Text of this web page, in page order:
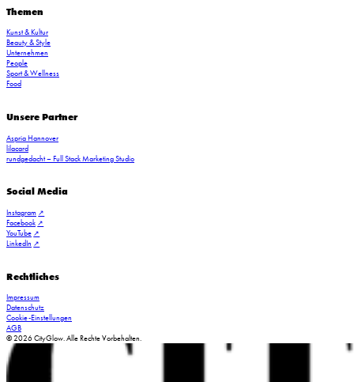
Vive le vin_Tchin Tchin in den Stadthöfen (C) Wallocha
Themen
Kunst & Kultur
Beauty & Style
Unternehmen
People
Sport & Wellness
Food
Unsere Partner
Aspria Hannover
lilacard
rundgedacht – Full Stack Marketing Studio
Social Media
Instagram
Facebook
YouTube
LinkedIn
Rechtliches
Impressum
Datenschutz
Cookie-Einstellungen
AGB
© 2026 CityGlow. Alle Rechte Vorbehalten.